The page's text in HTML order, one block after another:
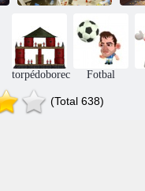
Fury Mall
torpédoborec Fotbal
(Total 638)